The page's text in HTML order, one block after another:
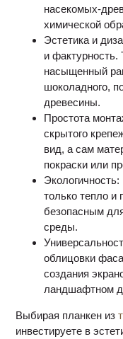
насекомых-
химической
Эстетика и
и фактурность.
насыщенный
шоколадного,
древесины.
Простота
скрытого
вид, а сам
покраски или
только тепло и
безопасным
среды.
облицовки
создания
ландшафтном
Выбирая планкен из
инвестируете в